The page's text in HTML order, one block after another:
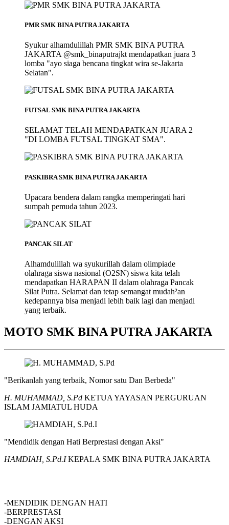
PMR SMK BINA PUTRA JAKARTA
Syukur alhamdulillah PMR SMK BINA PUTRA
JAKARTA @smk_binaputrajkt mendapatkan juara 3
lomba "ayo siaga bencana tingkat wira se-Jakarta
Selatan".
FUTSAL SMK BINA PUTRA JAKARTA
SELAMAT TELAH MENDAPATKAN JUARA 2
"DI LOMBA FUTSAL TINGKAT SMA".
PASKIBRA SMK BINA PUTRA JAKARTA
Upacara bendera dalam rangka memperingati hari
sumpah pemuda tahun 2023.
PANCAK SILAT
Alhamdulillah wa syukurillah dalam olimpiade
olahraga siswa nasional (O2SN) siswa kita telah
mendapatkan HARAPAN II dalam olahraga Pancak
Silat Putra. Selamat dan tetap semangat mudah²an
kedepannya bisa menjadi lebih baik lagi dan menjadi
yang terbaik.
MOTO SMK BINA PUTRA JAKARTA
"Berikanlah yang terbaik, Nomor satu Dan Berbeda"
H. MUHAMMAD, S.Pd KETUA YAYASAN PERGURUAN
ISLAM JAMIATUL HUDA
"Mendidik dengan Hati Berprestasi dengan Aksi"
HAMDIAH, S.Pd.IKEPALA SMK BINA PUTRA JAKARTA
-MENDIDIK DENGAN HATI
-BERPRESTASI
-DENGAN AKSI